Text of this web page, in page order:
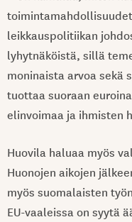
leikkauspolitiikan
lyhytnäköistä, sillä
moninaista arvoa sekä
tuottaa suoraan
elinvoimaa ja ihmisten
Huovila haluaa myös
Huonojen aikojen
myös suomalaisten
EU-vaaleissa on syytä